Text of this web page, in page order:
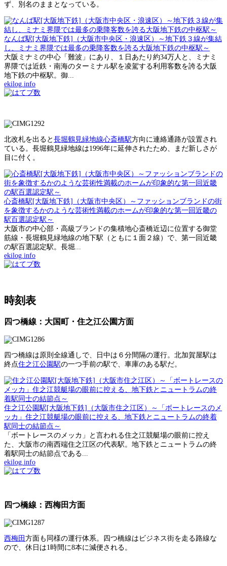
ず、別名のままとなっている。
なんば駅[大阪地下鉄]（大阪市中央区・浪速区）～地下鉄３線が集結
し、ミナミ界隈では最多の乗降客数を誇る大阪地下鉄の中枢駅～
大阪ミナミの中心「難波」にあり、１日あたり約34万人と、ミナミ
界隈では近鉄・南海のターミナル駅を凌駕する利用客数を誇る大阪
地下鉄の中枢駅。御...
ekilog.info
北改札を出ると 長堀鶴見緑地線心斎橋駅方向に連絡通路が設置され
ている。長堀鶴見緑地線は1996年に延伸されたため、まだ新しさが
目に付く。
心斎橋駅[大阪地下鉄]（大阪市中央区）～ファッションブランドの街
を象徴するかのような芸術性満載のホームが印象的な第一回近畿の
駅百選認定駅～
大阪市の中心部・高級ブランドの集積地心斎橋近辺に位置する御堂
筋線・長堀鶴見緑地線の地下駅（ともに１面２線）で、第一回近畿
の駅百選認定駅。長堀...
ekilog.info
時刻表
四つ橋線：大国町・住之江公園方面
四つ橋線は原則全線通しで、日中は６分間隔の運行。北加賀屋駅は
終点住之江公園駅の一つ手前の駅で、車庫のある駅だ。
住之江公園駅[大阪地下鉄]（大阪市住之江区）～「ボートレースのメ
ッカ」住之江競艇場の眼前に控える、地下鉄とニュートラムの終着
駅同士の結節点～
「ボートレースのメッカ」と言われる住之江競艇場の眼前に控え
た、大阪市の南西端住之江区の代表駅。地下鉄とニュートラムの終
着駅同士の結節点である...
ekilog.info
四つ橋線：西梅田方面
西梅田 方面も同様の運行体系。四つ橋線はビジネス街を走る路線な
ので、休日は1時間に8本に減便される。